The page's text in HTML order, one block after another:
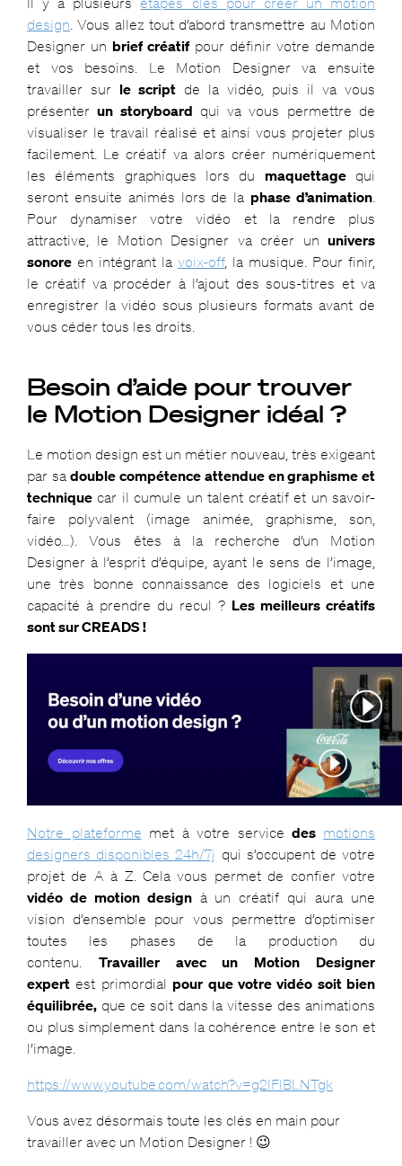
design. Vous allez tout d’abord transmettre au Motion
Designer un brief créatifpour définir votre demande
et vos besoins. Le Motion Designer va ensuite
travailler sur le scriptde la vidéo, puis il va vous
présenterun storyboard qui va vous permettre de
visualiser le travail réalisé et ainsi vous projeter plus
facilement. Le créatif va alors créer numériquement
les éléments graphiques lors du maquettagequi
seront ensuite animés lors de la phase d’animation.
Pour dynamiser votre vidéo et la rendre plus
attractive, le Motion Designer va créer ununivers
sonoreen intégrant la voix-off, la musique. Pour finir,
le créatif va procéder à l’ajout des sous-titres et va
enregistrer la vidéo sous plusieurs formats avant de
vous céder tous les droits.
Besoin d’aide pour trouver
le Motion Designer idéal ?
Le motion design est un métier nouveau, très exigeant
par sadouble compétence attendue en graphisme et
techniquecar il cumule un talent créatif et un savoir-
faire polyvalent (image animée, graphisme, son,
vidéo…). Vous êtes à la recherche d’un Motion
Designer à l’esprit d’équipe, ayant le sens de l’image,
une très bonne connaissance des logiciels et une
capacité à prendre du recul ? Les meilleurs créatifs
sont sur CREADS !
Notre plateforme met à votre servicedes motions
designers disponibles 24h/7j qui s’occupent de votre
projet de A à Z. Cela vous permet de confier votre
vidéo de motion designà un créatif qui aura une
vision d’ensemble pour vous permettre d’optimiser
toutes les phases de la production du
contenu. Travailler avec un Motion Designer
expertest primordial pour que votre vidéo soit bien
équilibrée,que ce soit dans la vitesse des animations
ou plus simplement dans la cohérence entre le son et
l’image.
https://www.youtube.com/watch?v=g2lFlBLNTgk
Vous avez désormais toute les clés en main pour
travailler avec un Motion Designer ! 😉